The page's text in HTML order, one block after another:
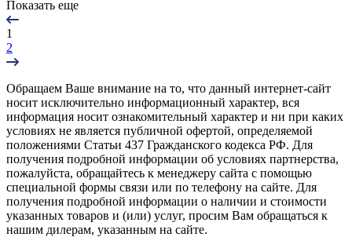
Показать еще
1
2
Обращаем Ваше внимание на то, что данный интернет-сайт
носит исключительно информационный характер, вся
информация носит ознакомительный характер и ни при каких
условиях не является публичной офертой, определяемой
положениями Статьи 437 Гражданского кодекса РФ. Для
получения подробной информации об условиях партнерства,
пожалуйста, обращайтесь к менеджеру сайта с помощью
специальной формы связи или по телефону на сайте. Для
получения подробной информации о наличии и стоимости
указанных товаров и (или) услуг, просим Вам обращаться к
нашим дилерам, указанным на сайте.